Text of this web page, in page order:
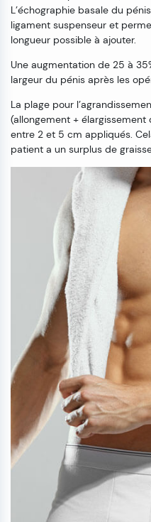
L’échographie basale du
ligament suspenseur et
longueur possible à ajouter.
Une augmentation de 25 à
largeur du pénis après les
La plage pour
(allongement +
entre 2 et 5 cm appliqués.
patient a un surplus de